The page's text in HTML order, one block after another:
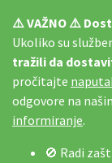
⚠️ VAŽNO ⚠️
Ukoliko su
tražili da
pročitajte
odgovore na
informiranje.
🚫 Radi